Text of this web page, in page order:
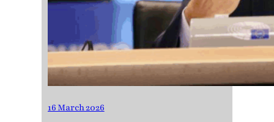
16 March 2026